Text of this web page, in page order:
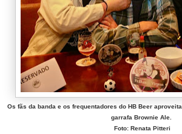
Os fãs da banda e os frequentadores do HB Beer
garrafa Brownie Ale.
Foto: Renata Pitteri